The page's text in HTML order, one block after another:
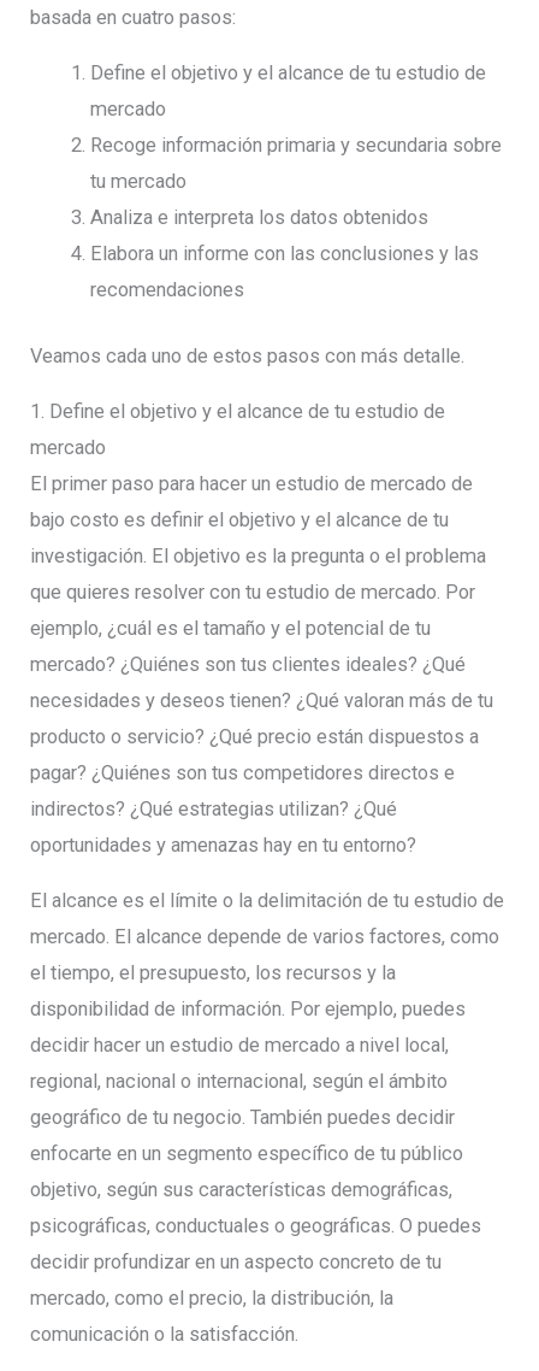
basada en cuatro pasos:
Define el objetivo y el alcance de tu estudio de
mercado
Recoge información primaria y secundaria sobre
tu mercado
Analiza e interpreta los datos obtenidos
Elabora un informe con las conclusiones y las
recomendaciones
Veamos cada uno de estos pasos con más detalle.
1. Define el objetivo y el alcance de tu estudio de
mercado
El primer paso para hacer un estudio de mercado de
bajo costo es definir el objetivo y el alcance de tu
investigación. El objetivo es la pregunta o el problema
que quieres resolver con tu estudio de mercado. Por
ejemplo, ¿cuál es el tamaño y el potencial de tu
mercado? ¿Quiénes son tus clientes ideales? ¿Qué
necesidades y deseos tienen? ¿Qué valoran más de tu
producto o servicio? ¿Qué precio están dispuestos a
pagar? ¿Quiénes son tus competidores directos e
indirectos? ¿Qué estrategias utilizan? ¿Qué
oportunidades y amenazas hay en tu entorno?
El alcance es el límite o la delimitación de tu estudio de
mercado. El alcance depende de varios factores, como
el tiempo, el presupuesto, los recursos y la
disponibilidad de información. Por ejemplo, puedes
decidir hacer un estudio de mercado a nivel local,
regional, nacional o internacional, según el ámbito
geográfico de tu negocio. También puedes decidir
enfocarte en un segmento específico de tu público
objetivo, según sus características demográficas,
psicográficas, conductuales o geográficas. O puedes
decidir profundizar en un aspecto concreto de tu
mercado, como el precio, la distribución, la
comunicación o la satisfacción.